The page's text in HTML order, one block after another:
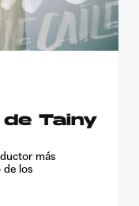
Tainy
más
de los